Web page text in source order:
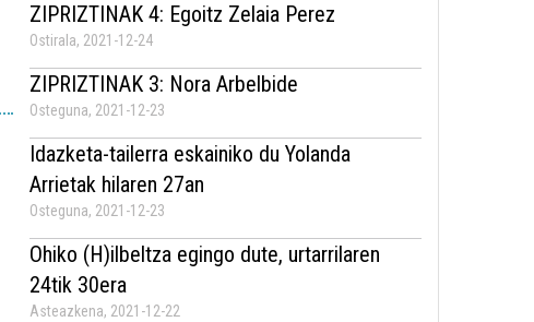
ZIPRIZTINAK 4: Egoitz Zelaia Perez
Ostirala, 2021-12-24
ZIPRIZTINAK 3: Nora Arbelbide
Osteguna, 2021-12-23
Idazketa-tailerra eskainiko du Yolanda
Arrietak hilaren 27an
Osteguna, 2021-12-23
Ohiko (H)ilbeltza egingo dute, urtarrilaren
24tik 30era
Asteazkena, 2021-12-22